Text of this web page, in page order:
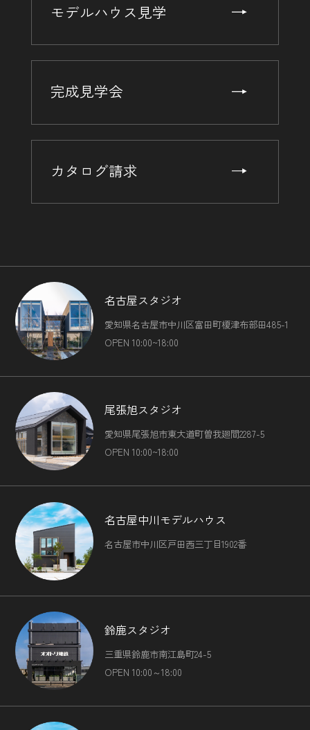
モデルハウス見学
完成見学会
カタログ請求
名古屋スタジオ
愛知県名古屋市中川区富田町榎津布部田485-1
OPEN 10:00~18:00
尾張旭スタジオ
愛知県尾張旭市東大道町曽我廻間2287-5
OPEN 10:00~18:00
名古屋中川モデルハウス
名古屋市中川区戸田西三丁目1902番
鈴鹿スタジオ
三重県鈴鹿市南江島町24-5
OPEN 10:00～18:00